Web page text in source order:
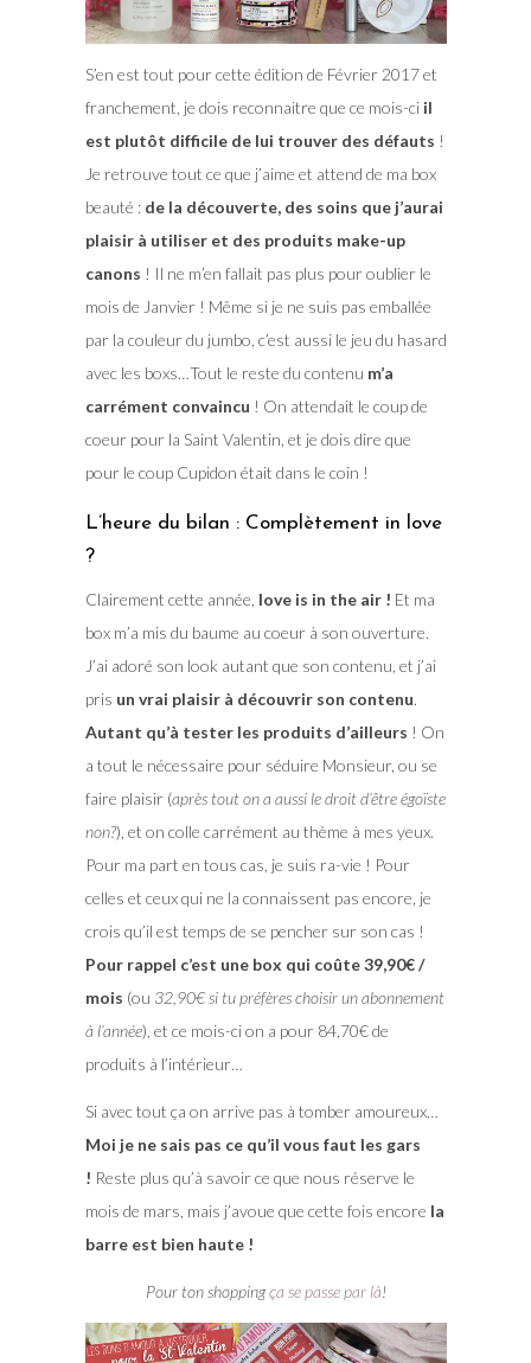
S’en est tout pour cette édition de Février 2017 et
franchement, je dois reconnaitre que ce mois-ci il
est plutôt difficile de lui trouver des défauts !
Je retrouve tout ce que j’aime et attend de ma box
beauté : de la découverte, des soins que j’aurai
plaisir à utiliser et des produits make-up
canons ! Il ne m’en fallait pas plus pour oublier le
mois de Janvier ! Même si je ne suis pas emballée
par la couleur du jumbo, c’est aussi le jeu du hasard
avec les boxs…Tout le reste du contenu m’a
carrément convaincu ! On attendait le coup de
coeur pour la Saint Valentin, et je dois dire que
pour le coup Cupidon était dans le coin !
L’heure du bilan : Complètement in love
?
Clairement cette année, love is in the air ! Et ma
box m’a mis du baume au coeur à son ouverture.
J’ai adoré son look autant que son contenu, et j’ai
pris un vrai plaisir à découvrir son contenu.
Autant qu’à tester les produits d’ailleurs ! On
a tout le nécessaire pour séduire Monsieur, ou se
faire plaisir (après tout on a aussi le droit d’être égoïste
non?), et on colle carrément au thème à mes yeux.
Pour ma part en tous cas, je suis ra-vie ! Pour
celles et ceux qui ne la connaissent pas encore, je
crois qu’il est temps de se pencher sur son cas !
Pour rappel c’est une box qui coûte 39,90€ /
mois (ou 32,90€ si tu préfères choisir un abonnement
à l’année), et ce mois-ci on a pour 84,70€ de
produits à l’intérieur…
Si avec tout ça on arrive pas à tomber amoureux…
Moi je ne sais pas ce qu’il vous faut les gars
! Reste plus qu’à savoir ce que nous réserve le
mois de mars, mais j’avoue que cette fois encore la
barre est bien haute !
Pour ton shoppingça se passe par là!